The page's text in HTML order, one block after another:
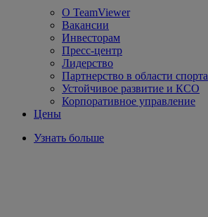
О TeamViewer
Вакансии
Инвесторам
Пресс-центр
Лидерство
Партнерство в области спорта
Устойчивое развитие и КСО
Корпоративное управление
Цены
Узнать больше